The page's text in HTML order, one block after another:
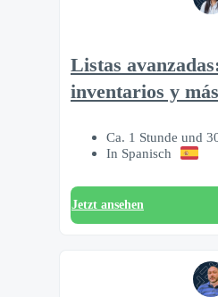
Listas
inventarios y más
Ca. 1 Stunde und
In Spanisch
Jetzt ansehen